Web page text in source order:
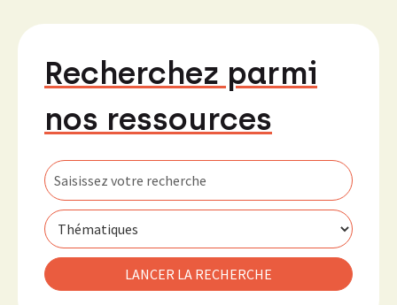
Recherchez parmi
nos ressources